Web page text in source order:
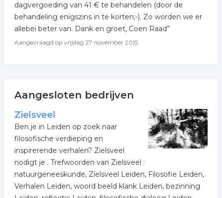
dagvergoeding van 41 € te behandelen (door de
behandeling enigszins in te korten;-). Zo worden we er
allebei beter van. Dank en groet, Coen Raad”
Aangevraagd op vrijdag 27 november 2015
Aangesloten bedrijven
Zielsveel
Ben je in Leiden op zoek naar
filosofische verdieping en
inspirerende verhalen? Zielsveel
nodigt je . Trefwoorden van Zielsveel :
natuurgeneeskunde, Zielsveel Leiden, Filosofie Leiden,
Verhalen Leiden, woord beeld klank Leiden, bezinning